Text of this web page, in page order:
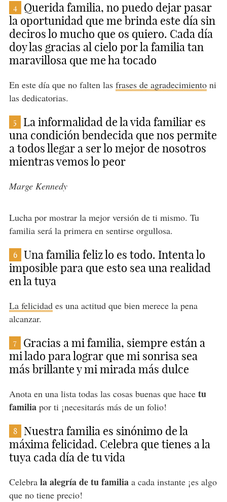
4
Querida familia, no puedo dejar pasar
la oportunidad que me brinda este día sin
deciros lo mucho que os quiero. Cada día
doy las gracias al cielo por la familia tan
maravillosa que me ha tocado
En este día que no falten las frases de agradecimientoni
las dedicatorias.
5
La informalidad de la vida familiar es
una condición bendecida que nos permite
a todos llegar a ser lo mejor de nosotros
mientras vemos lo peor
Marge Kennedy
Lucha por mostrar la mejor versión de ti mismo. Tu
familia será la primera en sentirse orgullosa.
6
Una familia feliz lo es todo. Intenta lo
imposible para que esto sea una realidad
en la tuya
La felicidades una actitud que bien merece la pena
alcanzar.
7
Gracias a mi familia, siempre están a
mi lado para lograr que mi sonrisa sea
más brillante y mi mirada más dulce
Anota en una lista todas las cosas buenas que hace tu
familiapor ti ¡necesitarás más de un folio!
8
Nuestra familia es sinónimo de la
máxima felicidad. Celebra que tienes a la
tuya cada día de tu vida
Celebra la alegría de tu familiaa cada instante ¡es algo
que no tiene precio!